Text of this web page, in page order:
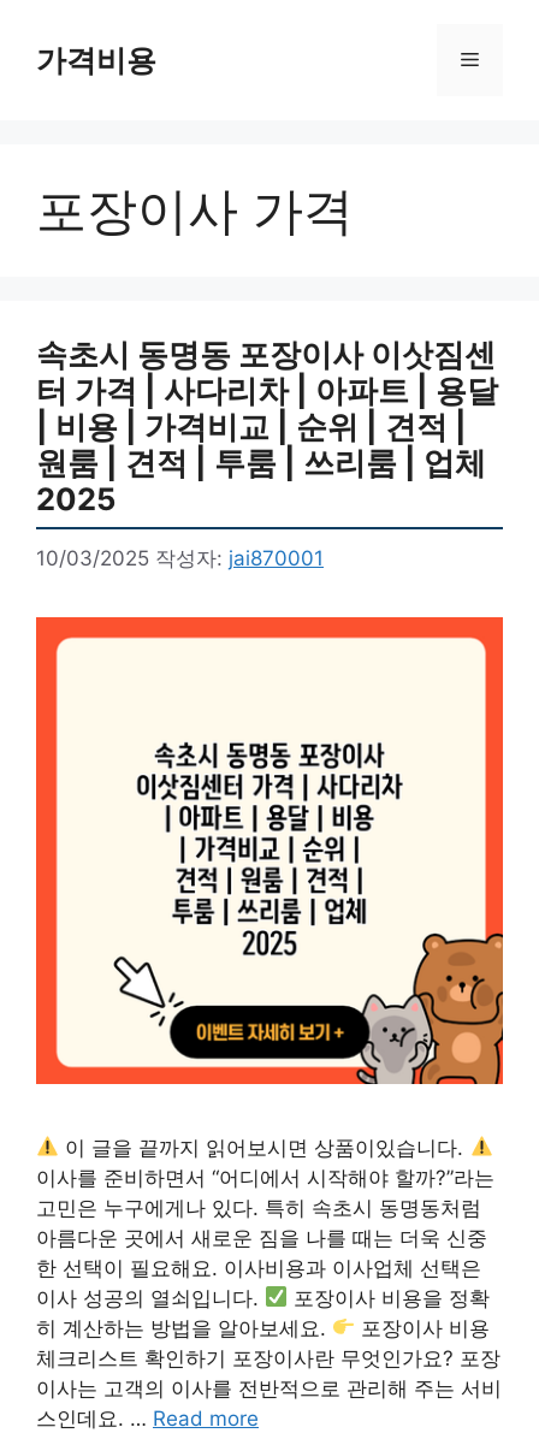
가격비용 메
포장이사 가격
속초시 동명동 포장이사 이삿짐센
터 가격 | 사다리차 | 아파트 | 용달
| 비용 | 가격비교 | 순위 | 견적 |
원룸 | 견적 | 투룸 | 쓰리룸 | 업체
2025
10/03/2025 작성자: jai870001
이 글을 끝까지 읽어보시면 상품이있습니다.
이사를 준비하면서 “어디에서 시작해야 할까?”라는
고민은 누구에게나 있다. 특히 속초시 동명동처럼
아름다운 곳에서 새로운 짐을 나를 때는 더욱 신중
한 선택이 필요해요. 이사비용과 이사업체 선택은
이사 성공의 열쇠입니다.
포장이사 비용을 정확
히 계산하는 방법을 알아보세요.
포장이사 비용
체크리스트 확인하기 포장이사란 무엇인가요? 포장
이사는 고객의 이사를 전반적으로 관리해 주는 서비
스인데요. … Read more